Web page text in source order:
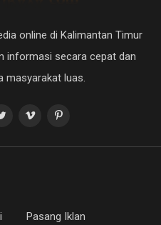
online di Kalimantan Timur
informasi secara cepat dan
masyarakat luas.
Pasang Iklan